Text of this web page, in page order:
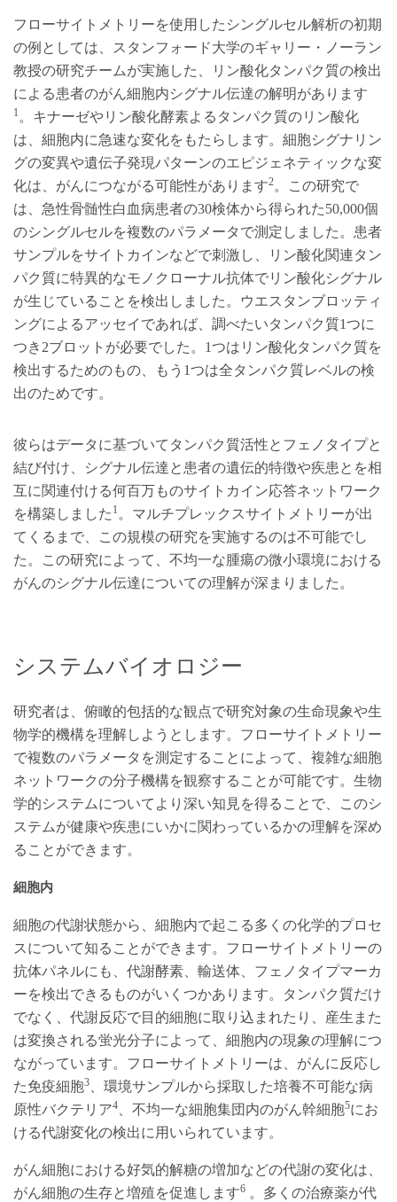
フローサイトメトリーを使用したシングルセル解析の初期
の例としては、スタンフォード大学のギャリー・ノーラン
教授の研究チームが実施した、リン酸化タンパク質の検出
による患者のがん細胞内シグナル伝達の解明があります
1 。キナーゼやリン酸化酵素よるタンパク質のリン酸化
は、細胞内に急速な変化をもたらします。細胞シグナリン
グの変異や遺伝子発現パターンのエピジェネティックな変
化は、がんにつながる可能性があります2。この研究で
は、急性骨髄性白血病患者の30検体から得られた50,000個
のシングルセルを複数のパラメータで測定しました。患者
サンプルをサイトカインなどで刺激し、リン酸化関連タン
パク質に特異的なモノクローナル抗体でリン酸化シグナル
が生じていることを検出しました。ウエスタンブロッティ
ングによるアッセイであれば、調べたいタンパク質1つに
つき2ブロットが必要でした。1つはリン酸化タンパク質を
検出するためのもの、もう1つは全タンパク質レベルの検
出のためです。
彼らはデータに基づいてタンパク質活性とフェノタイプと
結び付け、シグナル伝達と患者の遺伝的特徴や疾患とを相
互に関連付ける何百万ものサイトカイン応答ネットワーク
を構築しました 1 。マルチプレックスサイトメトリーが出
てくるまで、この規模の研究を実施するのは不可能でし
た。この研究によって、不均一な腫瘍の微小環境における
がんのシグナル伝達についての理解が深まりました。
システムバイオロジー
研究者は、俯瞰的包括的な観点で研究対象の生命現象や生
物学的機構を理解しようとします。フローサイトメトリー
で複数のパラメータを測定することによって、複雑な細胞
ネットワークの分子機構を観察することが可能です。生物
学的システムについてより深い知見を得ることで、このシ
ステムが健康や疾患にいかに関わっているかの理解を深め
ることができます。
細胞内
細胞の代謝状態から、細胞内で起こる多くの化学的プロセ
スについて知ることができます。フローサイトメトリーの
抗体パネルにも、代謝酵素、輸送体、フェノタイプマーカ
ーを検出できるものがいくつかあります。タンパク質だけ
でなく、代謝反応で目的細胞に取り込まれたり、産生また
は変換される蛍光分子によって、細胞内の現象の理解につ
ながっています。フローサイトメトリーは、がんに反応し
た免疫細胞3
、環境サンプルから採取した培養不可能な病
原性バクテリア4 、不均一な細胞集団内のがん幹細胞5にお
ける代謝変化の検出に用いられています。
がん細胞における好気的解糖の増加などの代謝の変化は、
がん細胞の生存と増殖を促進します6 。多くの治療薬が代